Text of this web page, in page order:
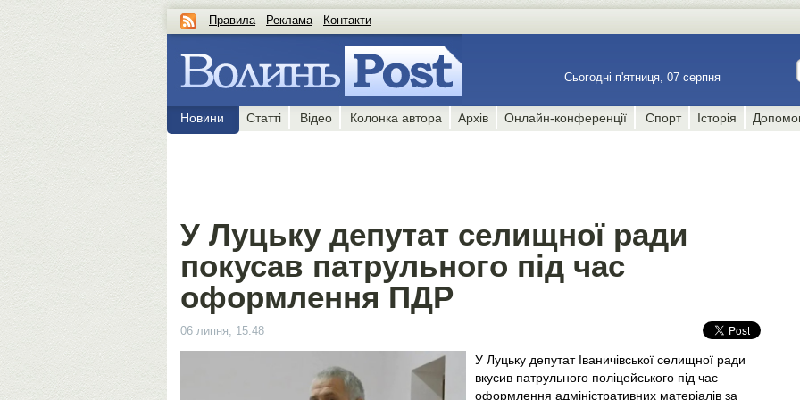
Правила Реклама Контакти
Сьогодні п'ятниця, 07 серпня
Новини Статті Відео Колонка автора Архів Онлайн-конференції Спорт Історія
У Луцьку депутат селищної ради
покусав патрульного під час
оформлення ПДР
06 липня, 15:48
У Луцьку депутат Іваничівської селищної ради
вкусив патрульного поліцейського під час
оформлення адміністративних матеріалів за